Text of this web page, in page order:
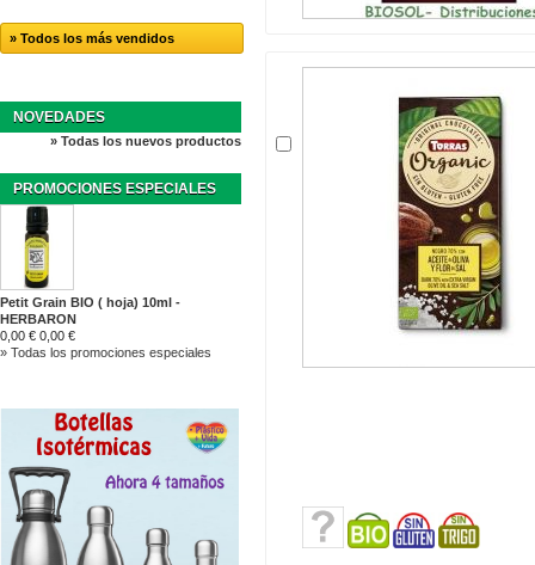
» Todos los más vendidos
NOVEDADES
» Todas los nuevos productos
PROMOCIONES ESPECIALES
Petit Grain BIO ( hoja) 10ml -
HERBARON
0,00 € 0,00 €
» Todas los promociones especiales